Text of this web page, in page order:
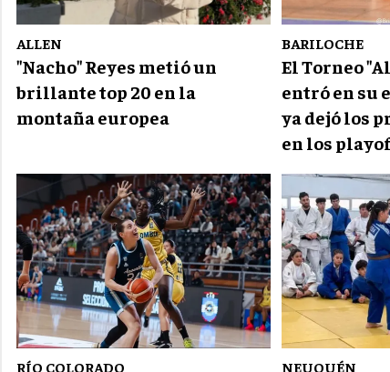
ALLEN
"Nacho" Reyes metió un
brillante top 20 en la
montaña europea
BARILOCHE
El Torneo
entró en su
ya dejó los
en los
RÍO COLORADO NEUQUÉN